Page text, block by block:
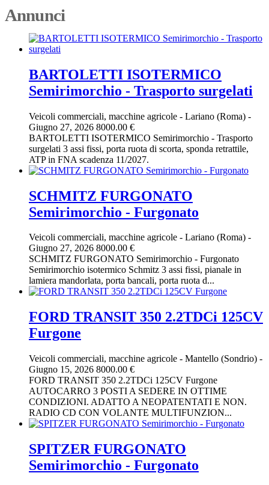
Annunci
BARTOLETTI ISOTERMICO
Semirimorchio - Trasporto surgelati
Veicoli commerciali, macchine agricole - Lariano (Roma) -
Giugno 27, 2026 8000.00 €
BARTOLETTI ISOTERMICO Semirimorchio - Trasporto
surgelati 3 assi fissi, porta ruota di scorta, sponda retrattile,
ATP in FNA scadenza 11/2027.
SCHMITZ FURGONATO
Semirimorchio - Furgonato
Veicoli commerciali, macchine agricole - Lariano (Roma) -
Giugno 27, 2026 8000.00 €
SCHMITZ FURGONATO Semirimorchio - Furgonato
Semirimorchio isotermico Schmitz 3 assi fissi, pianale in
lamiera mandorlata, porta bancali, porta ruota d...
FORD TRANSIT 350 2.2TDCi 125CV
Furgone
Veicoli commerciali, macchine agricole - Mantello (Sondrio) -
Giugno 15, 2026 8000.00 €
FORD TRANSIT 350 2.2TDCi 125CV Furgone
AUTOCARRO 3 POSTI A SEDERE IN OTTIME
CONDIZIONI. ADATTO A NEOPATENTATI E NON.
RADIO CD CON VOLANTE MULTIFUNZION...
SPITZER FURGONATO
Semirimorchio - Furgonato